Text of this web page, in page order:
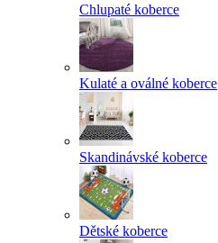
Chlupaté koberce
Kulaté a oválné koberce
Skandinávské koberce
Dětské koberce